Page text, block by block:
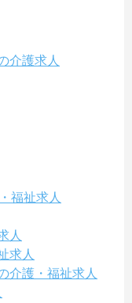
介護求人
福祉求人
人
求人
介護・福祉求人